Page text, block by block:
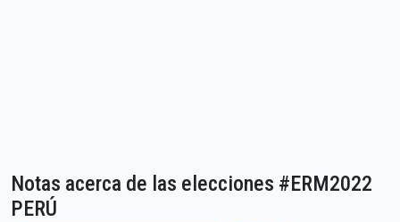
Notas acerca de las elecciones #ERM2022
PERÚ